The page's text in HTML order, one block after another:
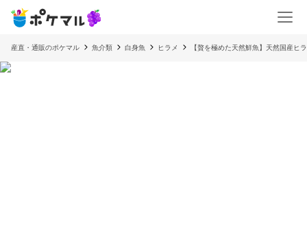
産直・通販のポケマル 魚介類 白身魚 ヒラメ 【贅を極めた天然鮮魚】天然国産ヒ